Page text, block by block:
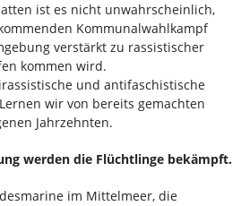
ist es nicht unwahrscheinlich,
Kommunalwahlkampf
verstärkt zu rassistischer
kommen wird.
und anti­faschistische
wir von bereits gemachten
Jahrzehnten.
werden die Flücht­linge bekämpft.
im Mittelmeer, die